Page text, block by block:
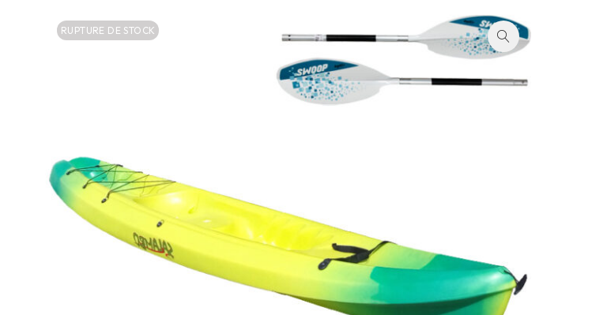
RUPTURE DE STOCK